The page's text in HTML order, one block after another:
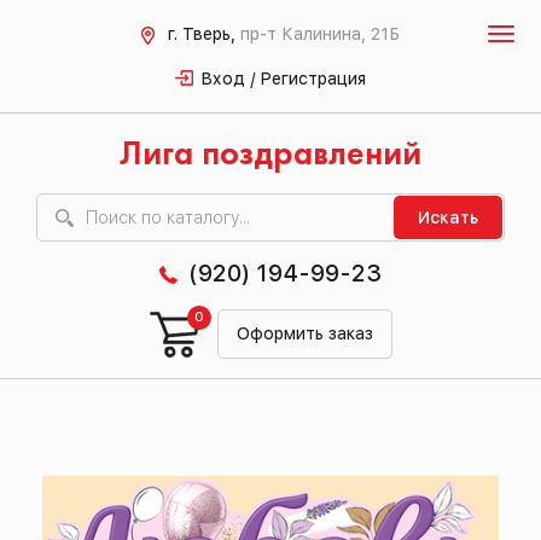
г. Тверь, пр-т Калинина, 21Б
Вход / Регистрация
Лига поздравлений
Искать
(920) 194-99-23
Оформить заказ
0